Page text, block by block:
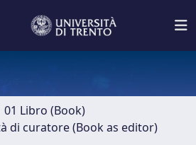
01 Libro (Book)
di curatore (Book as editor)